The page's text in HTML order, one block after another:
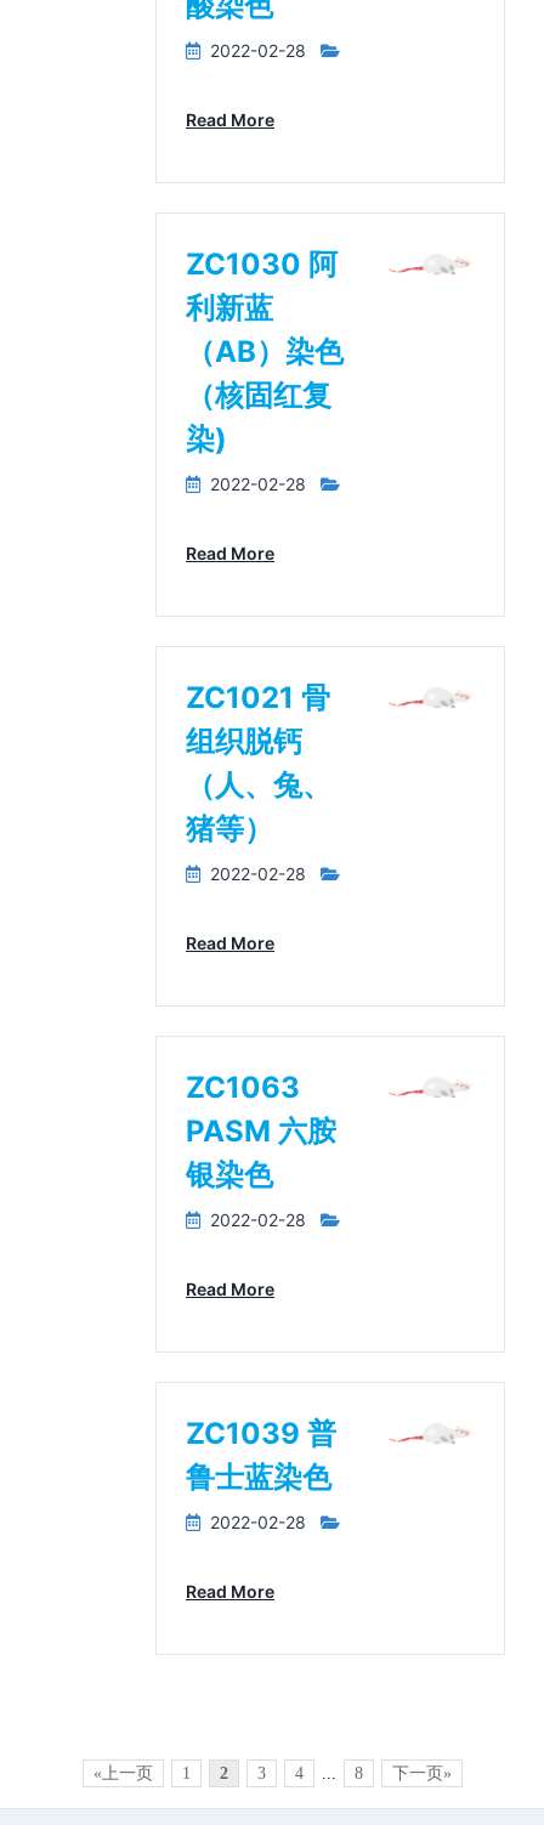
2022-02-28
Read More
ZC1030 阿
利新蓝
（AB）染色
（核固红复
染)
2022-02-28
Read More
ZC1021 骨
组织脱钙
（人、兔、
猪等）
2022-02-28
Read More
ZC1063
PASM 六胺
银染色
2022-02-28
Read More
ZC1039 普
鲁士蓝染色
2022-02-28
Read More
«上一页 1 2 3 4 ... 8 下一页»